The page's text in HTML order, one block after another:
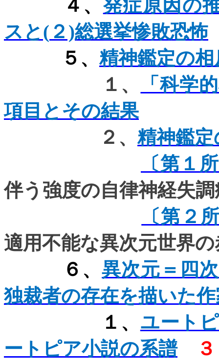
４、発症原因の
スと( ２)総選挙惨敗恐怖
５、精神鑑定の
１、
「科学
項目とその結果
２、精神鑑
〔第１
伴う強度の自律神経失調
〔第２
適用不能な異次元世界
６、異次元＝四
独裁者の存在を描いた
１、 ユート
ートピア小説の系譜